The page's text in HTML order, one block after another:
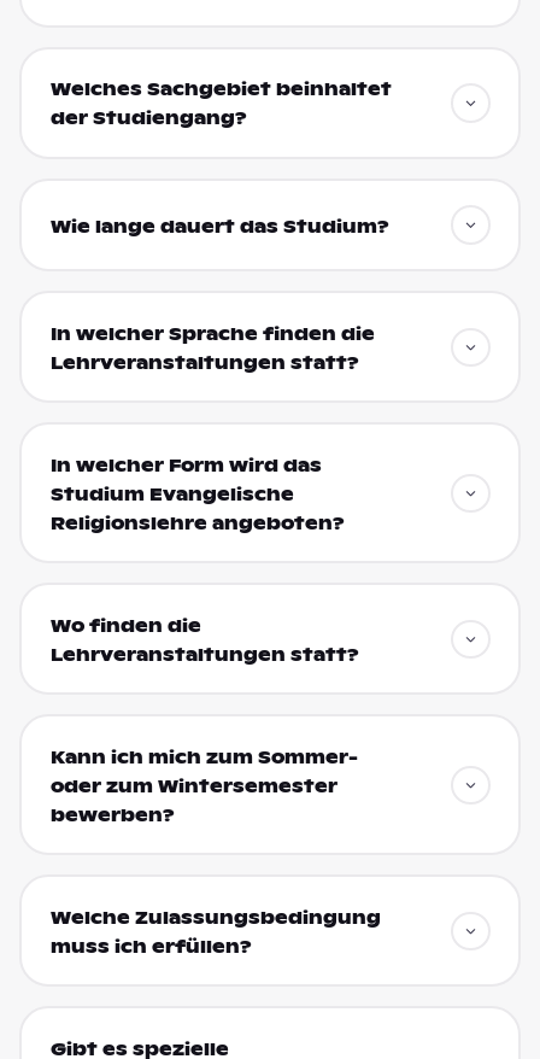
Welches Sachgebiet beinhaltet
der Studiengang?
Wie lange dauert das Studium?
In welcher Sprache finden die
Lehrveranstaltungen statt?
In welcher Form wird das
Studium Evangelische
Religionslehre angeboten?
Wo finden die
Lehrveranstaltungen statt?
Kann ich mich zum Sommer-
oder zum Wintersemester
bewerben?
Welche Zulassungsbedingung
muss ich erfüllen?
Gibt es spezielle